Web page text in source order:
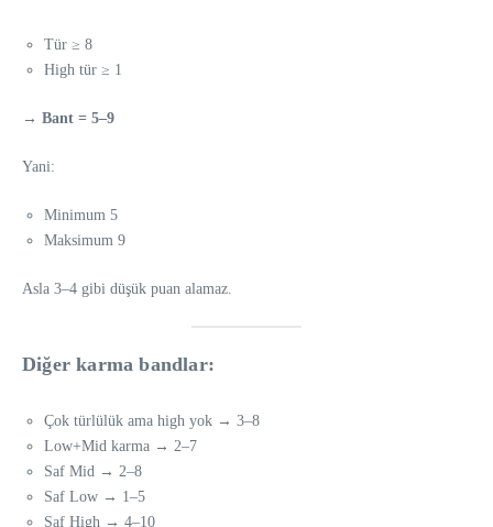
Tür ≥ 8
High tür ≥ 1
→ Bant = 5–9
Yani:
Minimum 5
Maksimum 9
Asla 3–4 gibi düşük puan alamaz.
Diğer karma bandlar:
Çok türlülük ama high yok → 3–8
Low+Mid karma → 2–7
Saf Mid → 2–8
Saf Low → 1–5
Saf High → 4–10